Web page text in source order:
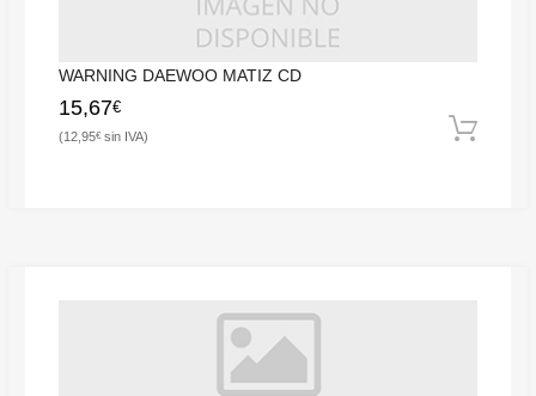
WARNING DAEWOO MATIZ CD
15,67€
12,95€